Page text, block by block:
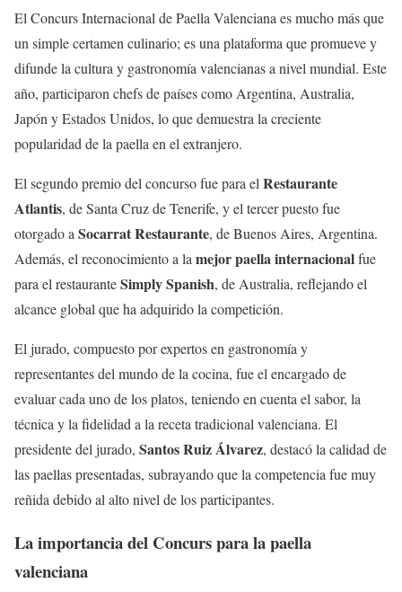
El Concurs Internacional de Paella Valenciana es mucho más que
un simple certamen culinario; es una plataforma que promueve y
difunde la cultura y gastronomía valencianas a nivel mundial. Este
año, participaron chefs de países como Argentina, Australia,
Japón y Estados Unidos, lo que demuestra la creciente
popularidad de la paella en el extranjero.
El segundo premio del concurso fue para el Restaurante
Atlantis, de Santa Cruz de Tenerife, y el tercer puesto fue
otorgado a Socarrat Restaurante, de Buenos Aires, Argentina.
Además, el reconocimiento a la mejor paella internacionalfue
para el restauranteSimply Spanish, de Australia, reflejando el
alcance global que ha adquirido la competición.
El jurado, compuesto por expertos en gastronomía y
representantes del mundo de la cocina, fue el encargado de
evaluar cada uno de los platos, teniendo en cuenta el sabor, la
técnica y la fidelidad a la receta tradicional valenciana. El
presidente del jurado, Santos Ruiz Álvarez, destacó la calidad de
las paellas presentadas, subrayando que la competencia fue muy
reñida debido al alto nivel de los participantes.
La importancia del Concurs para la paella
valenciana